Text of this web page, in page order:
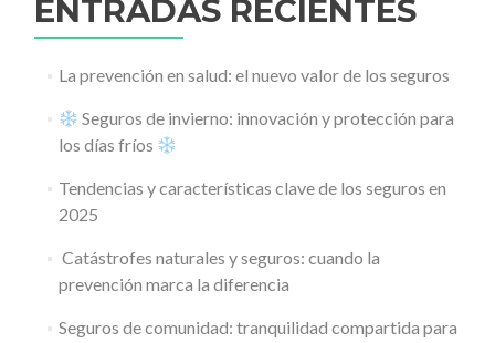
ENTRADAS RECIENTES
La prevención en salud: el nuevo valor de los seguros
Seguros de invierno: innovación y protección para
los días fríos
Tendencias y características clave de los seguros en
2025
️ Catástrofes naturales y seguros: cuando la
prevención marca la diferencia
Seguros de comunidad: tranquilidad compartida para